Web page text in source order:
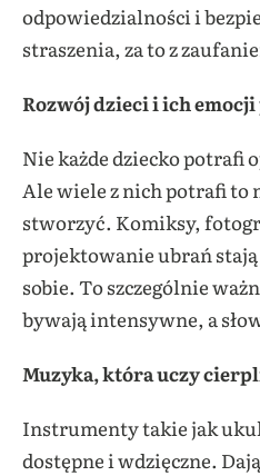
odpowiedzialności i
straszenia, za to z
Rozwój dzieci i ich
Nie każde dziecko potrafi
Ale wiele z nich potrafi to
stworzyć. Komiksy,
projektowanie ubrań
sobie. To szczególnie
bywają intensywne, a
Muzyka, która uczy
Instrumenty takie jak
dostępne i wdzięczne.